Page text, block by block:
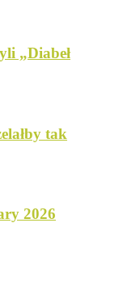
„Diabeł
tak
2026